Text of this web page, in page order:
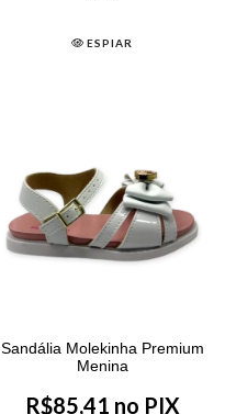
ESPIAR
Sandália Molekinha Premium
Menina
R$85,41 no PIX